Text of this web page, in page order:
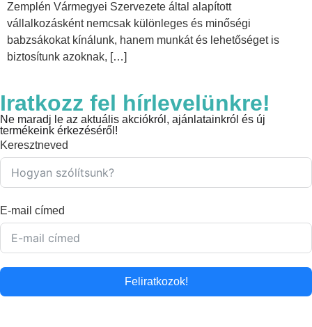
Zemplén Vármegyei Szervezete által alapított
vállalkozásként nemcsak különleges és minőségi
babzsákokat kínálunk, hanem munkát és lehetőséget is
biztosítunk azoknak, […]
Iratkozz fel hírlevelünkre!
Ne maradj le az aktuális akciókról, ajánlatainkról és új
termékeink érkezéséről!
Keresztneved
E-mail címed
Feliratkozok!